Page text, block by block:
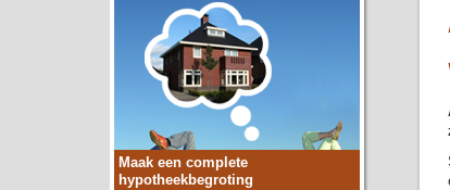
Maak een complete
hypotheekbegroting